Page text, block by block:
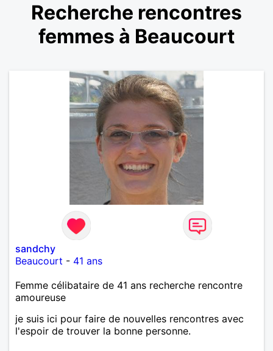
Recherche rencontres
femmes à Beaucourt
sandchy
Beaucourt - 41 ans
Femme célibataire de 41 ans recherche rencontre
amoureuse
je suis ici pour faire de nouvelles rencontres avec
l'espoir de trouver la bonne personne.